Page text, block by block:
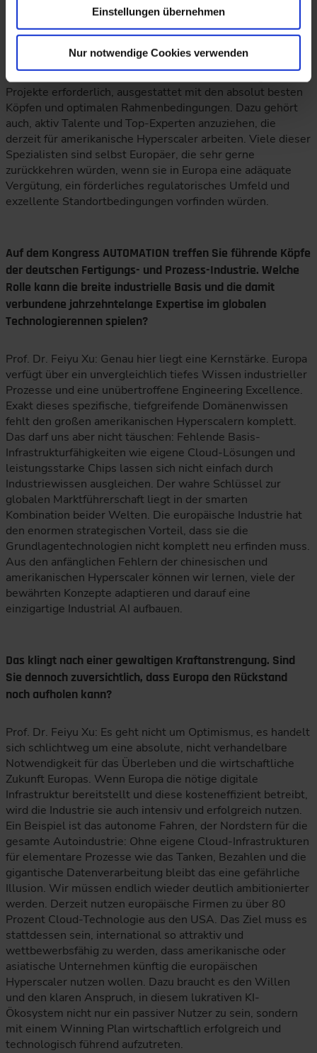
Einstellungen übernehmen
Nur notwendige Cookies verwenden
startete und dennoch zur Weltspitze wurde. Allerdings
sollte sich Europa vom dysfunktionalen Gießkannenprinzip
lösen, bei dem Geld ziellos und ineffizient in die Breite
verteilt wird. Für erfolgskritische, teure Technologien sind
hochkonzentrierte Investitionen in zentrale strategische
Projekte erforderlich, ausgestattet mit den absolut besten
Köpfen und optimalen Rahmenbedingungen. Dazu gehört
auch, aktiv Talente und Top-Experten anzuziehen, die
derzeit für amerikanische Hyperscaler arbeiten. Viele dieser
Spezialisten sind selbst Europäer, die sehr gerne
zurückkehren würden, wenn sie in Europa eine adäquate
Vergütung, ein förderliches regulatorisches Umfeld und
exzellente Standortbedingungen vorfinden würden.
Auf dem Kongress AUTOMATION treffen Sie führende Köpfe
der deutschen Fertigungs- und Prozess-Industrie. Welche
Rolle kann die breite industrielle Basis und die damit
verbundene jahrzehntelange Expertise im globalen
Technologierennen spielen?
Prof. Dr. Feiyu Xu: Genau hier liegt eine Kernstärke. Europa
verfügt über ein unvergleichlich tiefes Wissen industrieller
Prozesse und eine unübertroffene Engineering Excellence.
Exakt dieses spezifische, tiefgreifende Domänenwissen
fehlt den großen amerikanischen Hyperscalern komplett.
Das darf uns aber nicht täuschen: Fehlende Basis-
Infrastrukturfähigkeiten wie eigene Cloud-Lösungen und
leistungsstarke Chips lassen sich nicht einfach durch
Industriewissen ausgleichen. Der wahre Schlüssel zur
globalen Marktführerschaft liegt in der smarten
Kombination beider Welten. Die europäische Industrie hat
den enormen strategischen Vorteil, dass sie die
Grundlagentechnologien nicht komplett neu erfinden muss.
Aus den anfänglichen Fehlern der chinesischen und
amerikanischen Hyperscaler können wir lernen, viele der
bewährten Konzepte adaptieren und darauf eine
einzigartige Industrial AI aufbauen.
Das klingt nach einer gewaltigen Kraftanstrengung. Sind
Sie dennoch zuversichtlich, dass Europa den Rückstand
noch aufholen kann?
Prof. Dr. Feiyu Xu: Es geht nicht um Optimismus, es handelt
sich schlichtweg um eine absolute, nicht verhandelbare
Notwendigkeit für das Überleben und die wirtschaftliche
Zukunft Europas. Wenn Europa die nötige digitale
Infrastruktur bereitstellt und diese kosteneffizient betreibt,
wird die Industrie sie auch intensiv und erfolgreich nutzen.
Ein Beispiel ist das autonome Fahren, der Nordstern für die
gesamte Autoindustrie: Ohne eigene Cloud-Infrastrukturen
für elementare Prozesse wie das Tanken, Bezahlen und die
gigantische Datenverarbeitung bleibt das eine gefährliche
Illusion. Wir müssen endlich wieder deutlich ambitionierter
werden. Derzeit nutzen europäische Firmen zu über 80
Prozent Cloud-Technologie aus den USA. Das Ziel muss es
stattdessen sein, international so attraktiv und
wettbewerbsfähig zu werden, dass amerikanische oder
asiatische Unternehmen künftig die europäischen
Hyperscaler nutzen wollen. Dazu braucht es den Willen
und den klaren Anspruch, in diesem lukrativen KI-
Ökosystem nicht nur ein passiver Nutzer zu sein, sondern
mit einem Winning Plan wirtschaftlich erfolgreich und
technologisch führend aufzutreten.